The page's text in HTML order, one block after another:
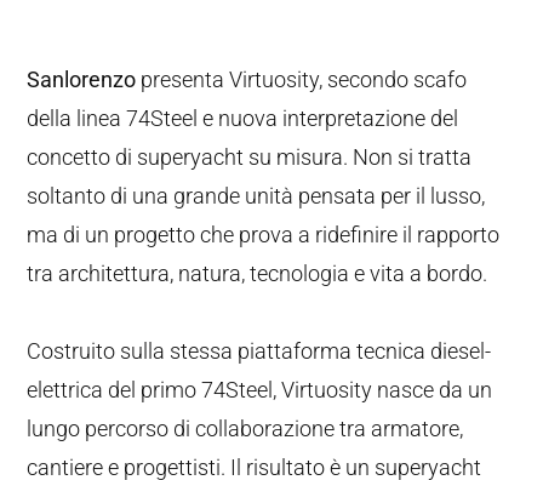
Sanlorenzo presenta Virtuosity, secondo scafo
della linea 74Steel e nuova interpretazione del
concetto di superyacht su misura. Non si tratta
soltanto di una grande unità pensata per il lusso,
ma di un progetto che prova a ridefinire il rapporto
tra architettura, natura, tecnologia e vita a bordo.
Costruito sulla stessa piattaforma tecnica diesel-
elettrica del primo 74Steel, Virtuosity nasce da un
lungo percorso di collaborazione tra armatore,
cantiere e progettisti. Il risultato è un superyacht